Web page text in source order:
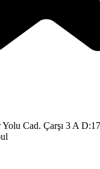
Cad. Çarşı 3 A